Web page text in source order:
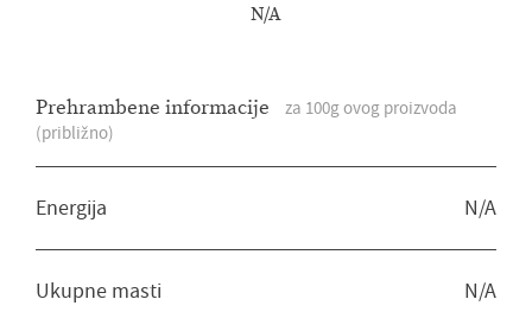
trenuci: dobrota u svakom zalogaju u
N/A
Prehrambene informacije
za 100g ovog proizvoda
(približno)
Energija N/A
Ukupne masti N/A